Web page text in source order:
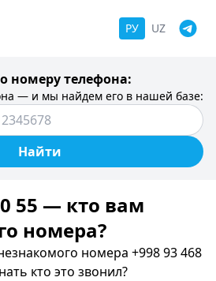
РУ UZ
номеру телефона:
— и мы найдем его в нашей базе:
Найти
55 — кто вам
номера?
номера +998 93 468
кто это звонил?